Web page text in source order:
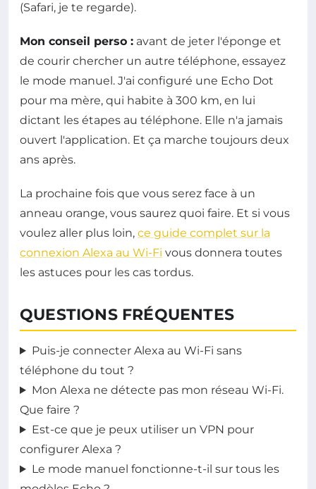
(Safari, je te regarde).
Mon conseil perso : avant de jeter l'éponge et
de courir chercher un autre téléphone, essayez
le mode manuel. J'ai configuré une Echo Dot
pour ma mère, qui habite à 300 km, en lui
dictant les étapes au téléphone. Elle n'a jamais
ouvert l'application. Et ça marche toujours deux
ans après.
La prochaine fois que vous serez face à un
anneau orange, vous saurez quoi faire. Et si vous
voulez aller plus loin, ce guide complet sur la
connexion Alexa au Wi-Fi vous donnera toutes
les astuces pour les cas tordus.
QUESTIONS FRÉQUENTES
Puis-je connecter Alexa au Wi-Fi sans
téléphone du tout ?
Mon Alexa ne détecte pas mon réseau Wi-Fi.
Que faire ?
Est-ce que je peux utiliser un VPN pour
configurer Alexa ?
Le mode manuel fonctionne-t-il sur tous les